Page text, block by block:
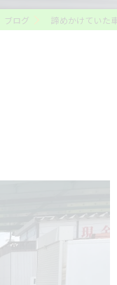
ブログ 諦めかけていた